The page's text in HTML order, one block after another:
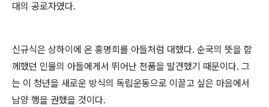
대의 공로자였다.
신규식은 상하이에 온 홍명희를 아들처럼 대했다. 순국의 뜻을 함
께했던 인물의 아들에게서 뛰어난 천품을 발견했기 때문이다. 그
는 이 청년을 새로운 방식의 독립운동으로 이끌고 싶은 마음에서
남양 행을 권했을 것이다.